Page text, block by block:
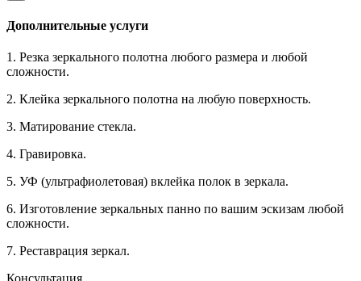
Дополнительные услуги
1. Резка зеркального полотна любого размера и любой
сложности.
2. Клейка зеркального полотна на любую поверхность.
3. Матирование стекла.
4. Гравировка.
5. УФ (ультрафиолетовая) вклейка полок в зеркала.
6. Изготовление зеркальных панно по вашим эскизам любой
сложности.
7. Реставрация зеркал.
Консультация